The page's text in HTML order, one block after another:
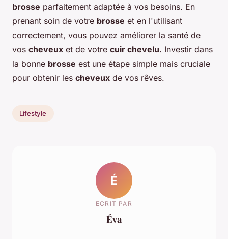
brosse parfaitement adaptée à vos besoins. En
prenant soin de votre brosse et en l'utilisant
correctement, vous pouvez améliorer la santé de
vos cheveux et de votre cuir chevelu. Investir dans
la bonne brosse est une étape simple mais cruciale
pour obtenir les cheveux de vos rêves.
Lifestyle
É
ECRIT PAR
Éva